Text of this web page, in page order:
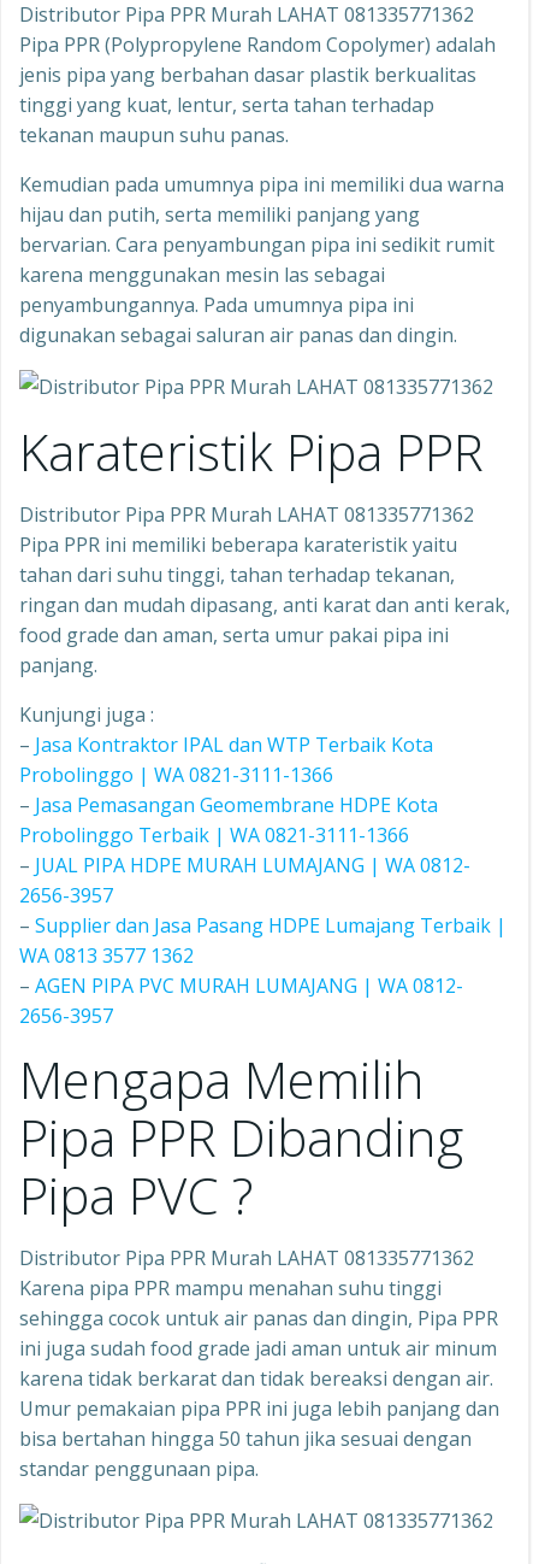
Distributor Pipa PPR Murah LAHAT 081335771362
Pipa PPR (Polypropylene Random Copolymer) adalah
jenis pipa yang berbahan dasar plastik berkualitas
tinggi yang kuat, lentur, serta tahan terhadap
tekanan maupun suhu panas.
Kemudian pada umumnya pipa ini memiliki dua warna
hijau dan putih, serta memiliki panjang yang
bervarian. Cara penyambungan pipa ini sedikit rumit
karena menggunakan mesin las sebagai
penyambungannya. Pada umumnya pipa ini
digunakan sebagai saluran air panas dan dingin.
Karateristik Pipa PPR
Distributor Pipa PPR Murah LAHAT 081335771362
Pipa PPR ini memiliki beberapa karateristik yaitu
tahan dari suhu tinggi, tahan terhadap tekanan,
ringan dan mudah dipasang, anti karat dan anti kerak,
food grade dan aman, serta umur pakai pipa ini
panjang.
Kunjungi juga :
– Jasa Kontraktor IPAL dan WTP Terbaik Kota
Probolinggo | WA 0821-3111-1366
– Jasa Pemasangan Geomembrane HDPE Kota
Probolinggo Terbaik | WA 0821-3111-1366
– JUAL PIPA HDPE MURAH LUMAJANG | WA 0812-
2656-3957
– Supplier dan Jasa Pasang HDPE Lumajang Terbaik |
WA 0813 3577 1362
– AGEN PIPA PVC MURAH LUMAJANG | WA 0812-
2656-3957
Mengapa Memilih
Pipa PPR Dibanding
Pipa PVC ?
Distributor Pipa PPR Murah LAHAT 081335771362
Karena pipa PPR mampu menahan suhu tinggi
sehingga cocok untuk air panas dan dingin, Pipa PPR
ini juga sudah food grade jadi aman untuk air minum
karena tidak berkarat dan tidak bereaksi dengan air.
Umur pemakaian pipa PPR ini juga lebih panjang dan
bisa bertahan hingga 50 tahun jika sesuai dengan
standar penggunaan pipa.